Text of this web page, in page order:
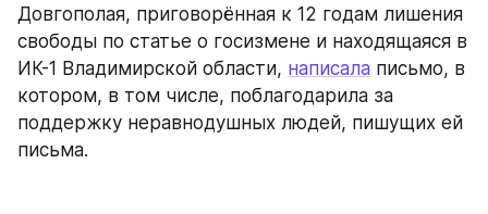
Довгополая, приговорённая к 12 годам лишения
свободы по статье о госизмене и находящаяся в
ИК-1 Владимирской области, написала письмо, в
котором, в том числе, поблагодарила за
поддержку неравнодушных людей, пишущих ей
письма.